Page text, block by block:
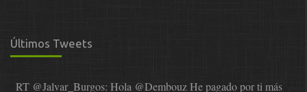
Últimos Tweets
RT @Jalvar_Burgos: Hola @DembouzHe pagado por ti más